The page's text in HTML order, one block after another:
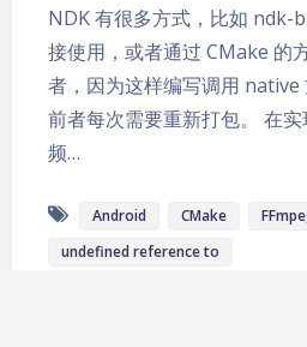
NDK 有很多方式，比如 ndk-
接使用，或者通过 CMake 的
者，因为这样编写调用 native
前者每次需要重新打包。 在
频…
Android CMake
undefined reference to